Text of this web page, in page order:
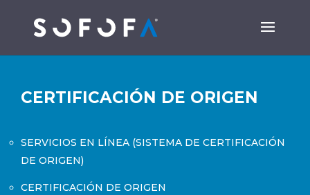
CERTIFICACIÓN DE ORIGEN
SERVICIOS EN LÍNEA (SISTEMA DE CERTIFICACIÓN
DE ORIGEN)
CERTIFICACIÓN DE ORIGEN